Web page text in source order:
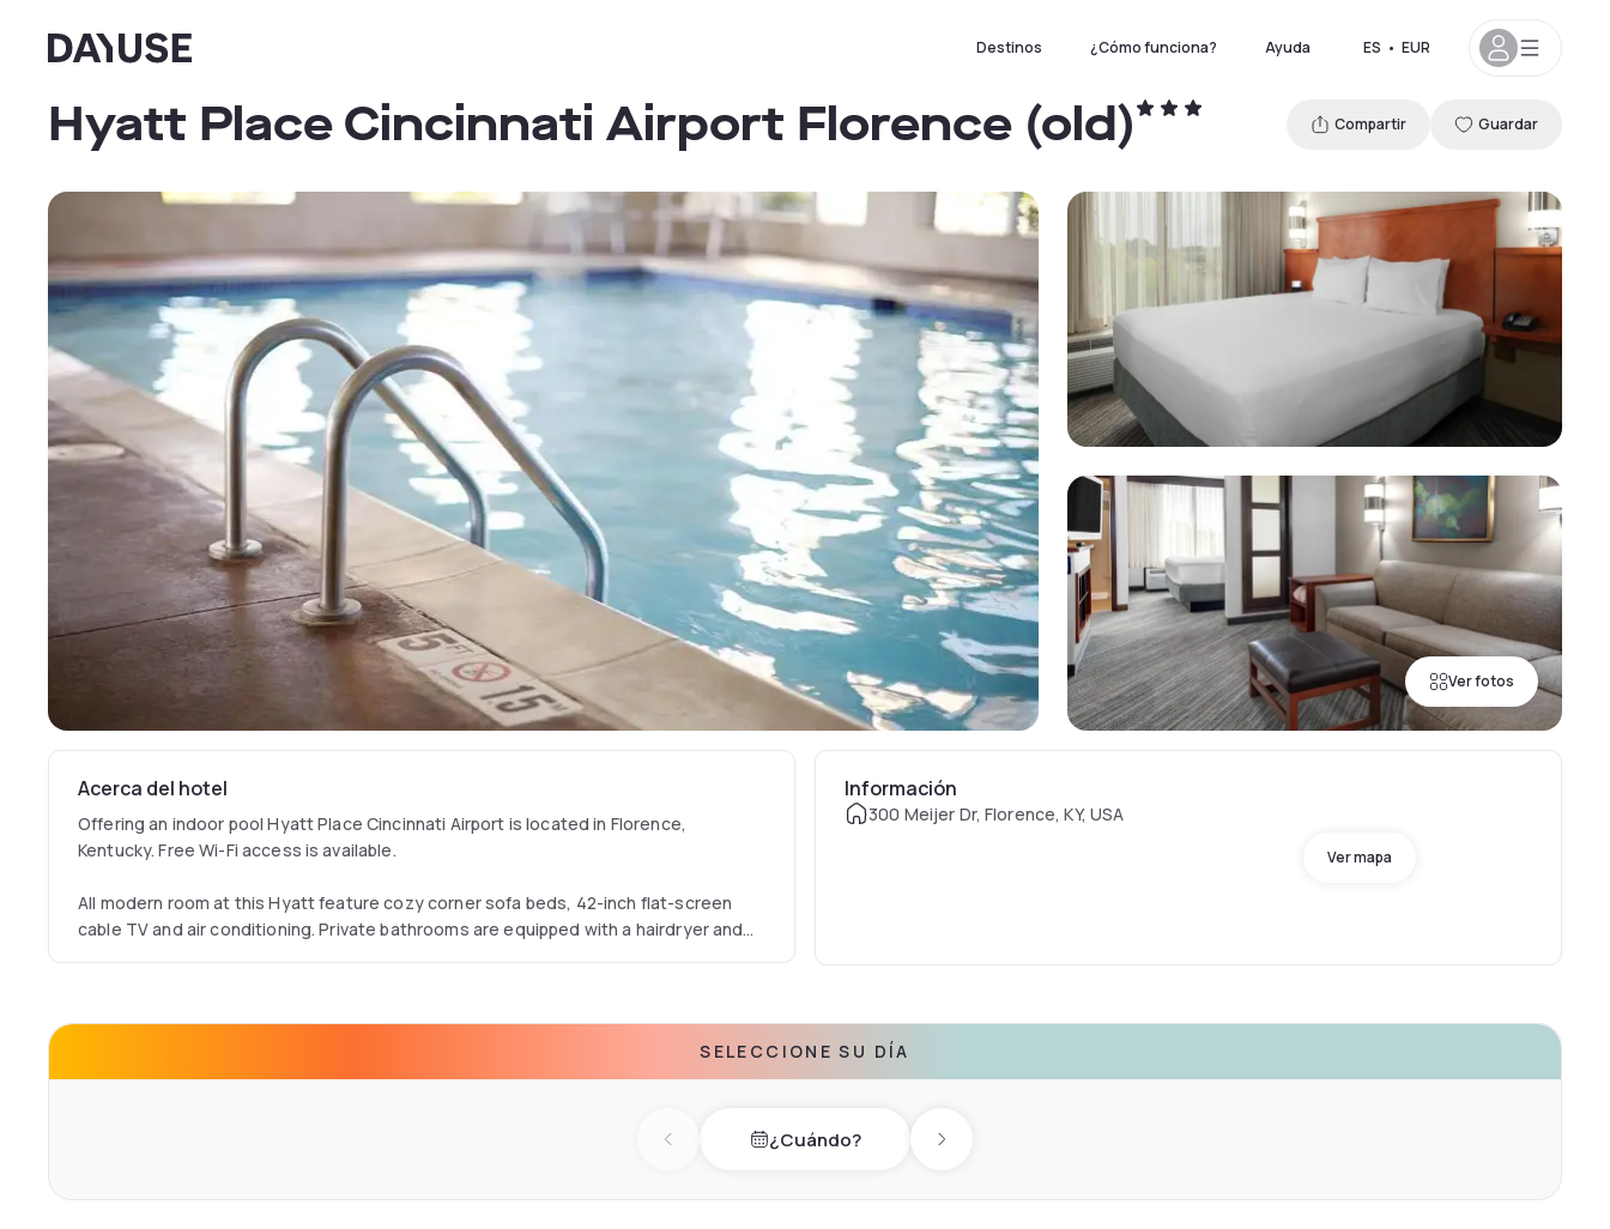
Dayuse Destinos ¿Cómo funciona? Ayuda ES • EUR
Ver fotos
Hyatt Place Cincinnati Airport Florence (old) Compartir Guardar
Acerca del hotel
Offering an indoor pool Hyatt Place Cincinnati Airport is located in Florence,
Kentucky. Free Wi-Fi access is available.
All modern room at this Hyatt feature cozy corner sofa beds, 42-inch flat-screen
cable TV and air conditioning. Private bathrooms are equipped with a hairdryer and
The complimentary a.m. breakfast buffet is served at the hotel. Lunch, dinner and
Información
300 Meijer Dr, Florence, KY, USA
Ver mapa
SELECCIONE SU DÍA
Previous day¿Cuándo? Next day